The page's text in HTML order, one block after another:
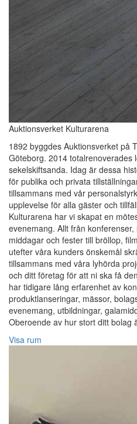
Auktionsverket Kulturarena
1892 byggdes Auktionsverket på
Göteborg. 2014 totalrenoverades
sekelskiftsanda. Idag är dessa
för publika och privata
tillsammans med vår
upplevelse för alla gäster och
Kulturarena har vi skapat en
evenemang. Allt från
middagar och fester till bröllop,
utefter våra kunders önskemål
tillsammans med våra lyhörda
och ditt företag för att ni ska få
har tidigare lång erfarenhet av
produktlanseringar, mässor,
evenemang, utbildningar,
Oberoende av hur stort ditt bolag
Visa rum